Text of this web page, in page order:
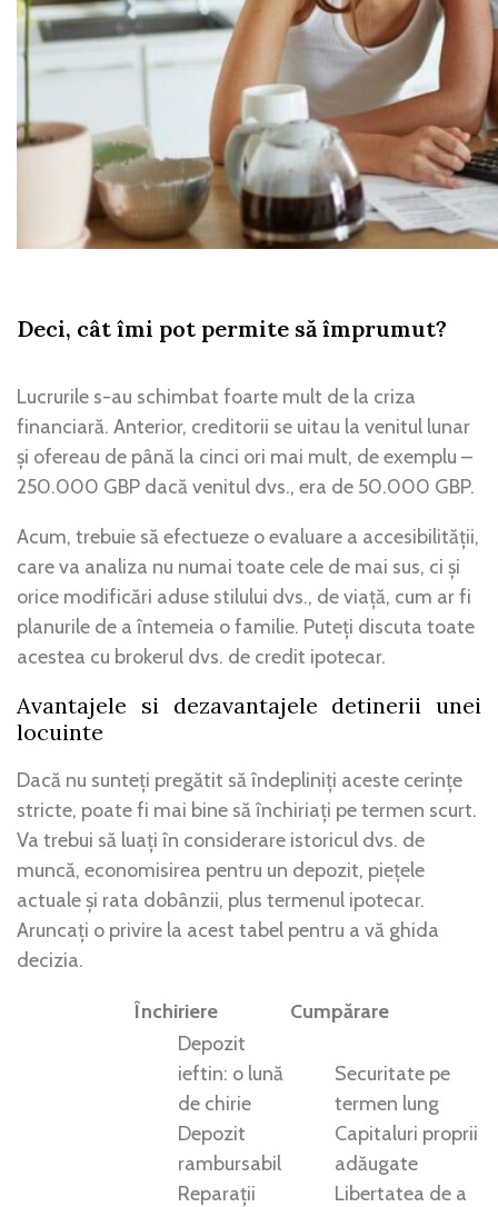
Deci, cât îmi pot permite să împrumut?
Lucrurile s-au schimbat foarte mult de la criza
financiară. Anterior, creditorii se uitau la venitul lunar
și ofereau de până la cinci ori mai mult, de exemplu –
250.000 GBP dacă venitul dvs., era de 50.000 GBP.
Acum, trebuie să efectueze o evaluare a accesibilității,
care va analiza nu numai toate cele de mai sus, ci și
orice modificări aduse stilului dvs., de viață, cum ar fi
planurile de a întemeia o familie. Puteți discuta toate
acestea cu brokerul dvs. de credit ipotecar.
Avantajele si dezavantajele detinerii unei
locuinte
Dacă nu sunteți pregătit să îndepliniți aceste cerințe
stricte, poate fi mai bine să închiriați pe termen scurt.
Va trebui să luați în considerare istoricul dvs. de
muncă, economisirea pentru un depozit, piețele
actuale și rata dobânzii, plus termenul ipotecar.
Aruncați o privire la acest tabel pentru a vă ghida
decizia.
Închiriere Cumpărare
Depozit
ieftin: o lună
de chirie
Depozit
rambursabil
Reparații
Securitate pe
termen lung
Capitaluri proprii
adăugate
Libertatea de a